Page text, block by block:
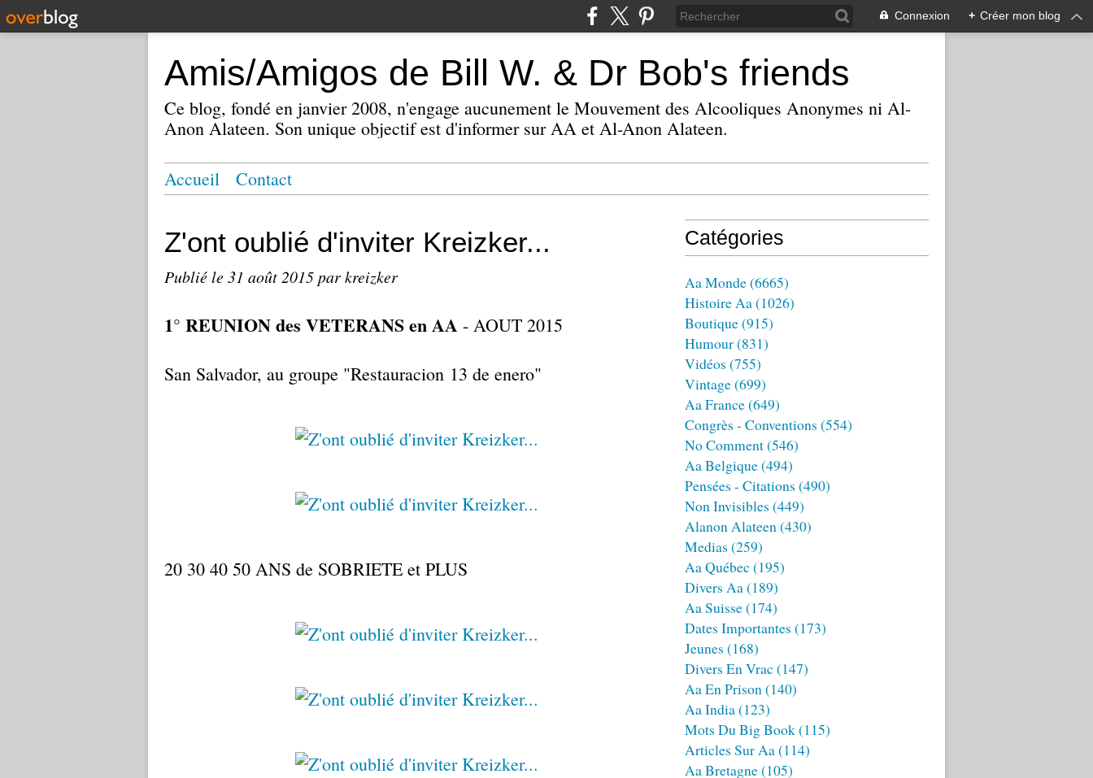
Connexion + Créer mon blog
Amis/Amigos de Bill W. & Dr Bob's friends
Ce blog, fondé en janvier 2008, n'engage aucunement le Mouvement des Alcooliques Anonymes ni Al-
Anon Alateen. Son unique objectif est d'informer sur AA et Al-Anon Alateen.
Accueil Contact
Z'ont oublié d'inviter Kreizker...
Publié le 31 août 2015par kreizker
1° REUNION des VETERANS en AA - AOUT 2015
San Salvador, au groupe "Restauracion 13 de enero"
20 30 40 50 ANS de SOBRIETE et PLUS
Catégories
Aa Monde(6665)
Histoire Aa(1026)
Boutique(915)
Humour(831)
Vidéos (755)
Vintage(699)
Aa France(649)
Congrès - Conventions (554)
No Comment(546)
Aa Belgique(494)
Pensées - Citations (490)
Non Invisibles (449)
Alanon Alateen(430)
Medias (259)
Aa Québec (195)
Divers Aa(189)
Aa Suisse(174)
Dates Importantes (173)
Jeunes (168)
Divers En Vrac (147)
Aa En Prison(140)
Aa India(123)
Mots Du Big Book(115)
Articles Sur Aa(114)
Aa Bretagne(105)